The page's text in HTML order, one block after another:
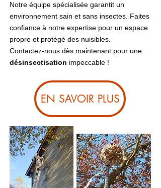
Notre équipe spécialisée garantit un
environnement sain et sans insectes. Faites
confiance à notre expertise pour un espace
propre et protégé des nuisibles.
Contactez-nous dès maintenant pour une
désinsectisation impeccable !
EN SAVOIR PLUS